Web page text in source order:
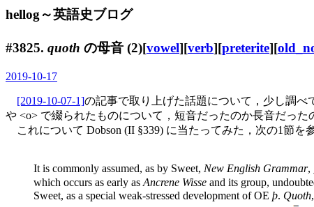
hellog～英語史ブログ
#3825. quoth の母音 (2)[vowel][verb][preterite][
2019-10-17
[2019-10-07-1]の記事で取り上げた話題について，少し調
や <o> で綴られたものについて，短音だったのか長音だっ
これについて Dobson (II §339) に当たってみた，次の1節を
It is commonly assumed, as by Sweet, New English Grammar,
which occurs as early as Ancrene Wisse and its group,
Sweet, as a special weak-stressed development of OE þ. Quoth